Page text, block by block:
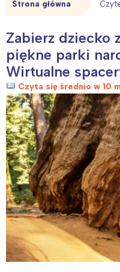
Strona główna
Zabierz dziecko
piękne parki
Wirtualne
Czyta się średnio w 10